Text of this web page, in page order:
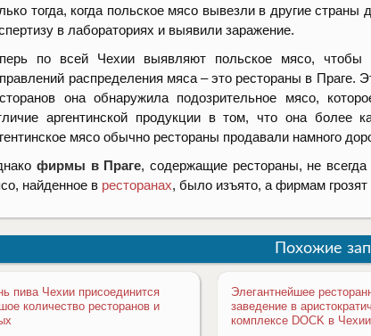
тогда, когда польское мясо вывезли в другие
в лабораториях и выявили заражение.
по всей Чехии выявляют польское мясо, чтобы
распределения мяса – это рестораны в Праге.
она обнаружила подозрительное мясо,
аргентинской продукции в том, что она более
мясо обычно рестораны продавали намного
фирмы в Праге, содержащие рестораны, не
найденное в ресторанах, было изъято, а фирмам
Похожие
пива Чехии присоединится
количество ресторанов и
Элегантнейшее
заведение в
комплексе DOCK в Чехии